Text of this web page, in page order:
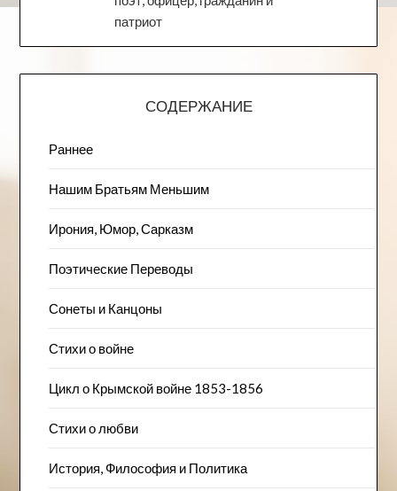
патриот
СОДЕРЖАНИЕ
Раннее
Нашим Братьям Меньшим
Ирония, Юмор, Сарказм
Поэтические Переводы
Сонеты и Канцоны
Стихи о войне
Цикл о Крымской войне 1853-1856
Стихи о любви
История, Философия и Политика